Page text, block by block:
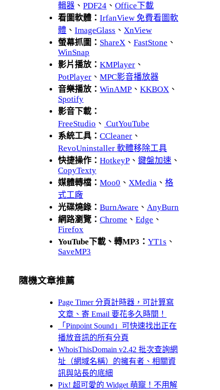
輯器 、PDF24 、Office下載
看圖軟體：IrfanView 免費看圖軟
體 、ImageGlass 、 XnView
螢幕抓圖： ShareX 、FastStone 、
WinSnap
影片播放：KMPlayer 、
PotPlayer 、MPC影音播放器
音樂播放：WinAMP 、KKBOX 、
Spotify
影音下載：
FreeStudio 、 CutYouTube
系統工具：CCleaner 、
RevoUninstaller 軟體移除工具
快捷操作：HotkeyP 、鍵盤加速 、
CopyTexty
媒體轉檔：Moo0 、 XMedia 、格
式工廠
光碟燒錄：BurnAware 、 AnyBurn
網路瀏覽：Chrome 、Edge 、
Firefox
YouTube下載、轉MP3：YT1s 、
SaveMP3
隨機文章推薦
Page Timer 分頁計時器，可計算寫
文章、寄 Email 要花多久時間！
「Pinpoint Sound」可快速找出正在
播放音訊的所有分頁
WhoisThisDomain v2.42 批次查詢網
址（網域名稱）的擁有者、相關資
訊與站長的底細
Pix! 超可愛的 Widget 萌寵！不用解